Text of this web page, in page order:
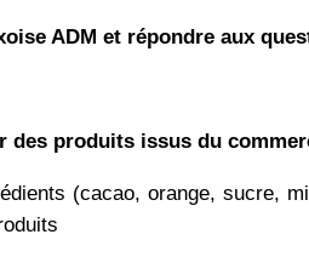
ADM et répondre aux
des produits issus du
(cacao, orange, sucre,